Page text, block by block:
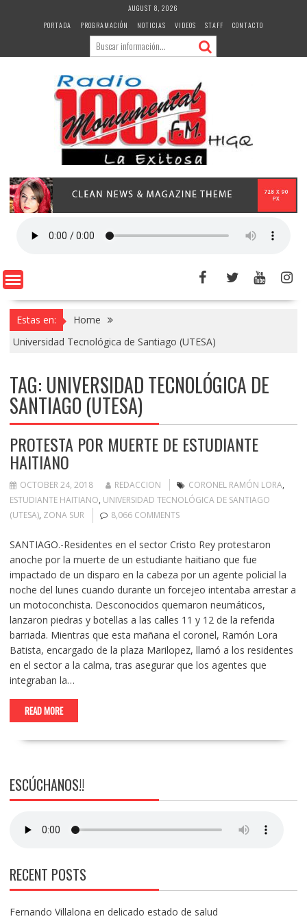
AUGUST 8, 2026
PORTADA
PROGRAMACIÓN NOTICIAS VIDEOS STAFF CONTACTO
Estas en:
Home
Universidad Tecnológica de Santiago (UTESA)
TAG: UNIVERSIDAD TECNOLÓGICA DE
SANTIAGO (UTESA)
PROTESTA POR MUERTE DE ESTUDIANTE
HAITIANO
OCTOBER 24, 2018 REDACCION CORONEL RAMÓN LORA,
ESTUDIANTE HAITIANO, UNIVERSIDAD TECNOLÓGICA DE SANTIAGO
(UTESA), ZONA SUR 8,066 COMMENTS
SANTIAGO.-Residentes en el sector Cristo Rey protestaron
anoche por la muerte de un estudiante haitiano que fue
impactado de un disparo en la cabeza por un agente policial la
noche del lunes cuando durante un forcejeo intentaba arrestar a
un motoconchista. Desconocidos quemaron neumáticos,
lanzaron piedras y botellas a las calles 11 y 12 de la referida
barriada. Mientras que esta mañana el coronel, Ramón Lora
Batista, encargado de la plaza Marilopez, llamó a los residentes
en el sector a la calma, tras asegurar que los agentes que
integraban la…
READ MORE
ESCÚCHANOS!!
RECENT POSTS
Fernando Villalona en delicado estado de salud